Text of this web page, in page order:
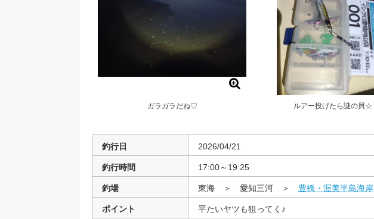
ガラガラだね♡ ルアー投げたら謎の貝☆
釣行日 2026/04/21
釣行時間 17:00～19:25
釣場 東海 ＞ 愛知三河 ＞ 豊橋・渥美半島海岸
ポイント 平たいヤツも狙ってく♪